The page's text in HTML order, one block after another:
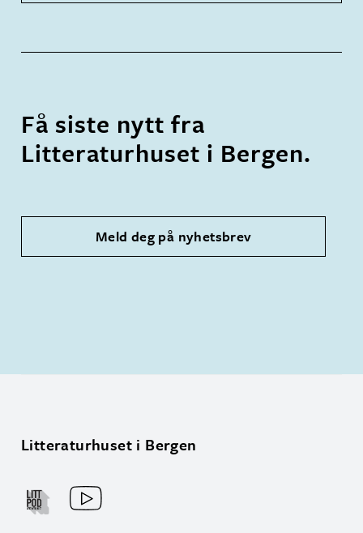
Få siste nytt fra
Litteraturhuset i Bergen.
Meld deg på nyhetsbrev
Litteraturhuset i Bergen